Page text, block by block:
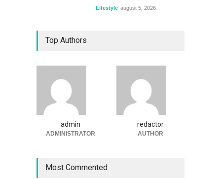
Lifestyle august 5, 2026
Top Authors
admin
ADMINISTRATOR
redactor
AUTHOR
Most Commented